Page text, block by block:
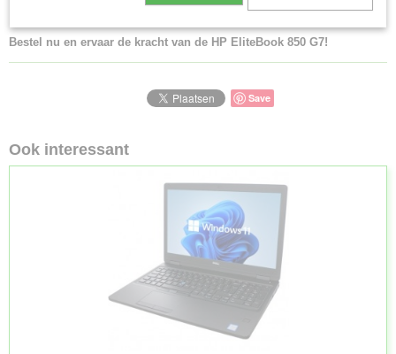
Bestel nu en ervaar de kracht van de HP EliteBook 850 G7!
Save
Ook interessant